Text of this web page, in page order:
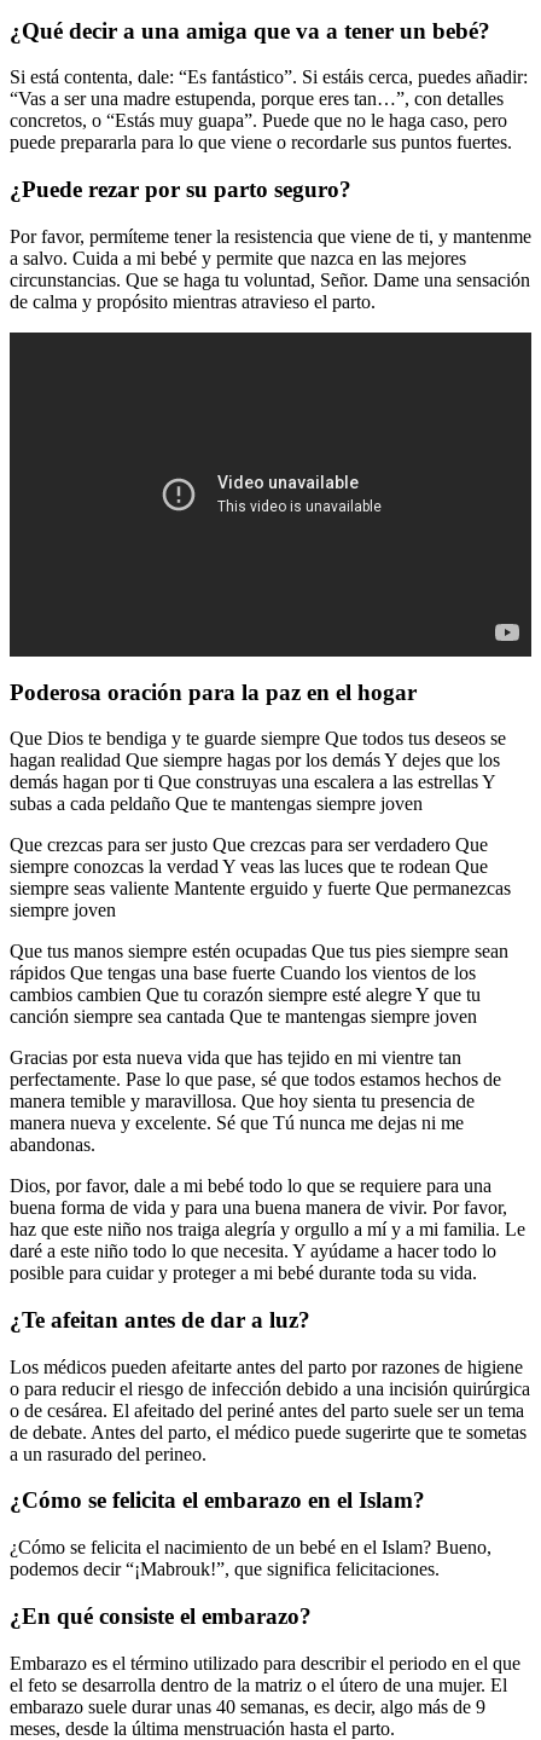
¿Qué decir a una amiga que va a tener un bebé?
Si está contenta, dale: “Es fantástico”. Si estáis cerca, puedes añadir:
“Vas a ser una madre estupenda, porque eres tan…”, con detalles
concretos, o “Estás muy guapa”. Puede que no le haga caso, pero
puede prepararla para lo que viene o recordarle sus puntos fuertes.
¿Puede rezar por su parto seguro?
Por favor, permíteme tener la resistencia que viene de ti, y mantenme
a salvo. Cuida a mi bebé y permite que nazca en las mejores
circunstancias. Que se haga tu voluntad, Señor. Dame una sensación
de calma y propósito mientras atravieso el parto.
Poderosa oración para la paz en el hogar
Que Dios te bendiga y te guarde siempre Que todos tus deseos se
hagan realidad Que siempre hagas por los demás Y dejes que los
demás hagan por ti Que construyas una escalera a las estrellas Y
subas a cada peldaño Que te mantengas siempre joven
Que crezcas para ser justo Que crezcas para ser verdadero Que
siempre conozcas la verdad Y veas las luces que te rodean Que
siempre seas valiente Mantente erguido y fuerte Que permanezcas
siempre joven
Que tus manos siempre estén ocupadas Que tus pies siempre sean
rápidos Que tengas una base fuerte Cuando los vientos de los
cambios cambien Que tu corazón siempre esté alegre Y que tu
canción siempre sea cantada Que te mantengas siempre joven
Gracias por esta nueva vida que has tejido en mi vientre tan
perfectamente. Pase lo que pase, sé que todos estamos hechos de
manera temible y maravillosa. Que hoy sienta tu presencia de
manera nueva y excelente. Sé que Tú nunca me dejas ni me
abandonas.
Dios, por favor, dale a mi bebé todo lo que se requiere para una
buena forma de vida y para una buena manera de vivir. Por favor,
haz que este niño nos traiga alegría y orgullo a mí y a mi familia. Le
daré a este niño todo lo que necesita. Y ayúdame a hacer todo lo
posible para cuidar y proteger a mi bebé durante toda su vida.
¿Te afeitan antes de dar a luz?
Los médicos pueden afeitarte antes del parto por razones de higiene
o para reducir el riesgo de infección debido a una incisión quirúrgica
o de cesárea. El afeitado del periné antes del parto suele ser un tema
de debate. Antes del parto, el médico puede sugerirte que te sometas
a un rasurado del perineo.
¿Cómo se felicita el embarazo en el Islam?
¿Cómo se felicita el nacimiento de un bebé en el Islam? Bueno,
podemos decir “¡Mabrouk!”, que significa felicitaciones.
¿En qué consiste el embarazo?
Embarazo es el término utilizado para describir el periodo en el que
el feto se desarrolla dentro de la matriz o el útero de una mujer. El
embarazo suele durar unas 40 semanas, es decir, algo más de 9
meses, desde la última menstruación hasta el parto.